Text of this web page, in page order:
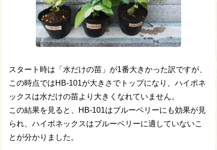
スタート時は「水だけの苗」が1番大きかった訳ですが、
この時点ではHB-101が大きさでトップになり、ハイポネ
ックスは水だけの苗より大きくなれていません。
この結果を見ると、HB-101はブルーベリーにも効果が見
られ、ハイポネックスはブルーベリーに適していないこ
とが分かりました。